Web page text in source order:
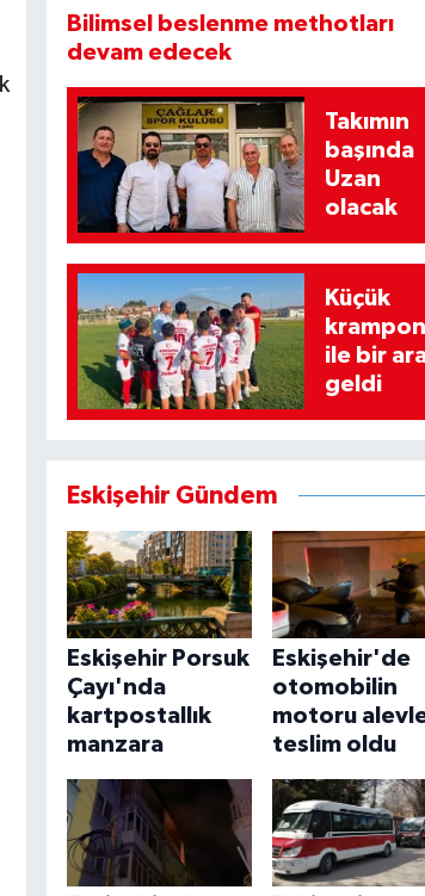
Bilimsel beslenme methotları
devam edecek
Takımın
başında
Uzan
olacak
Küçük
ile bir
geldi
Eskişehir Gündem
Eskişehir Porsuk
Çayı'nda
kartpostallık
manzara
Eskişehir'de
otomobilin
motoru
teslim oldu